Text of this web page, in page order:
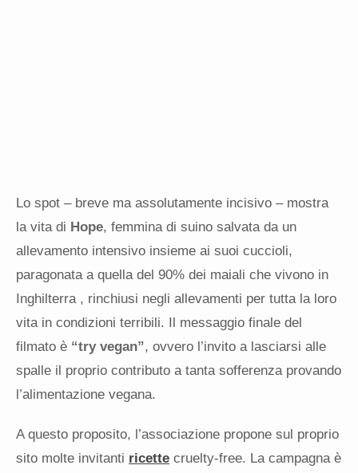
Lo spot – breve ma assolutamente incisivo – mostra
la vita di Hope, femmina di suino salvata da un
allevamento intensivo insieme ai suoi cuccioli,
paragonata a quella del 90% dei maiali che vivono in
Inghilterra , rinchiusi negli allevamenti per tutta la loro
vita in condizioni terribili. Il messaggio finale del
filmato è “try vegan”, ovvero l’invito a lasciarsi alle
spalle il proprio contributo a tanta sofferenza provando
l’alimentazione vegana.
A questo proposito, l’associazione propone sul proprio
sito molte invitanti ricette cruelty-free. La campagna è